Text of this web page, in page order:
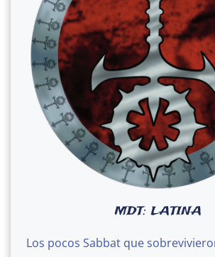
MDT: LATINA
Los pocos Sabbat que